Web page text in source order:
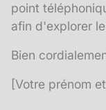
point
afin d'explorer
Bien
[Votre prénom